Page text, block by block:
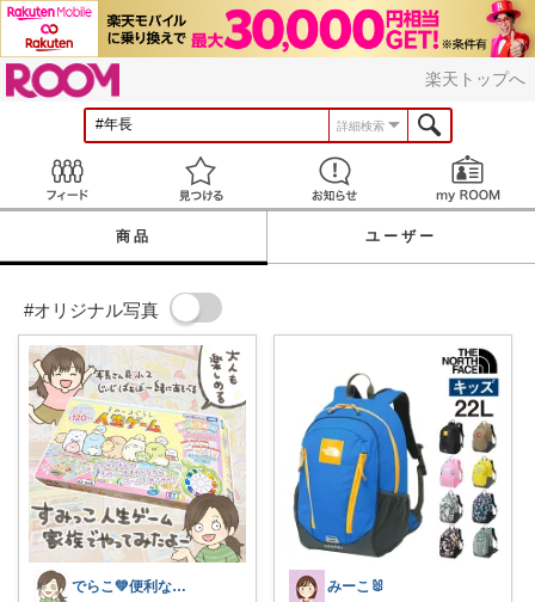
楽天トップへ
詳細検索
見つける お知らせ
商品 ユーザー
#オリジナル写真
でらこ💚便利な生活雑貨とママアイテム☺ みーこ🐰